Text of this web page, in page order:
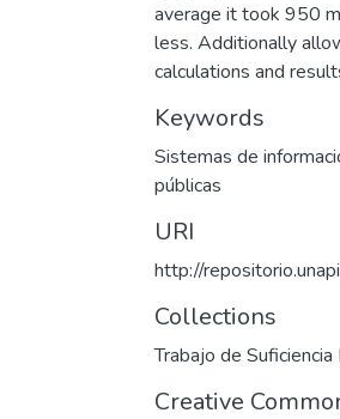
average it took 950
less. Additionally
calculations and
Keywords
Sistemas de
públicas
URI
http://
Collections
Trabajo de
Creative